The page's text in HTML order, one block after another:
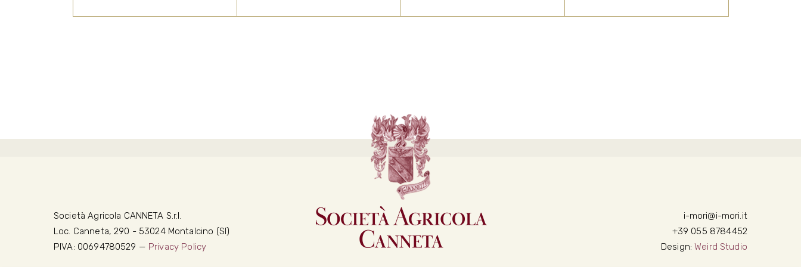
nostro Brunello nasce, si
nostro Brunello nasce, si
Società Agricola CANNETA S.r.l.
Loc. Canneta, 290 - 53024 Montalcino (SI)
PIVA: 00694780529 — Privacy Policy
i-mori@i-mori.it
+39 055 8784452
Design:Weird Studio